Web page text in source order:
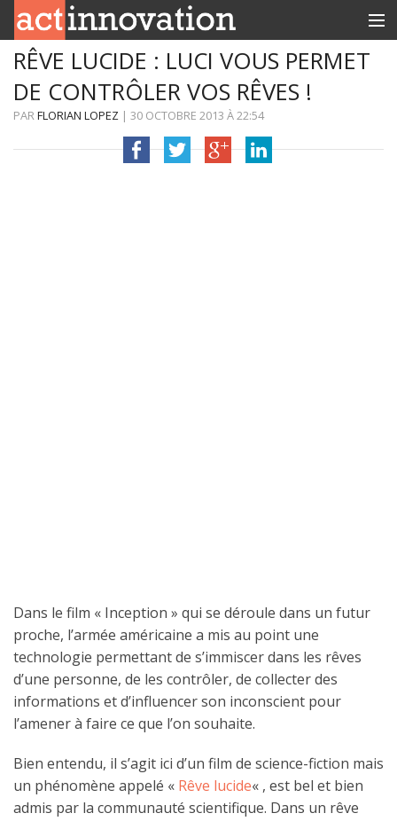
RUBRIQUES
INNOBOX
RÊVE LUCIDE : LUCI VOUS PERMET
DE CONTRÔLER VOS RÊVES !
PARFLORIAN LOPEZ | 30 OCTOBRE 2013 À22:54
Dans le film « Inception » qui se déroule dans un futur
proche, l’armée américaine a mis au point une
technologie permettant de s’immiscer dans les rêves
d’une personne, de les contrôler, de collecter des
informations et d’influencer son inconscient pour
l’amener à faire ce que l’on souhaite.
Bien entendu, il s’agit ici d’un film de science-fiction mais
un phénomène appelé « Rêve lucide« , est bel et bien
admis par la communauté scientifique. Dans un rêve